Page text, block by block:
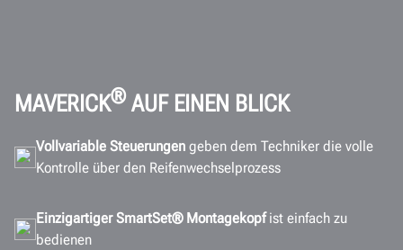
Effizienz
Dokumente
MAVERICK® AUF EINEN BLICK
Vollvariable Steuerungen geben dem Techniker die volle
Kontrolle über den Reifenwechselprozess
Einzigartiger SmartSet® Montagekopfist einfach zu
bedienen